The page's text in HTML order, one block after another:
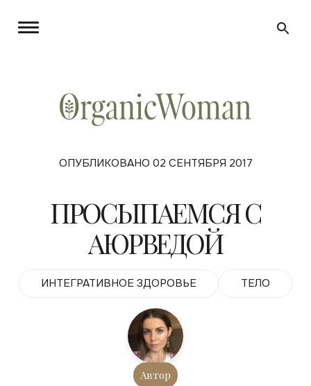
ОПУБЛИКОВАНО 02 СЕНТЯБРЯ 2017
ПРОСЫПАЕМСЯ С
АЮРВЕДОЙ
ИНТЕГРАТИВНОЕ ЗДОРОВЬЕ ТЕЛО
Автор